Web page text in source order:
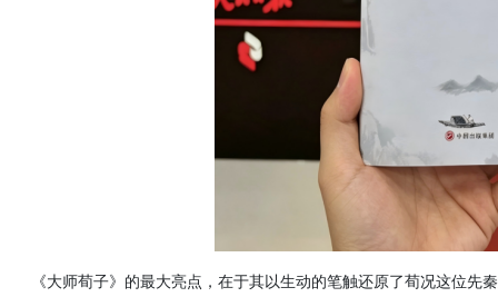
《大师荀子》的最大亮点，在于其以生动的笔触还原了荀况这位